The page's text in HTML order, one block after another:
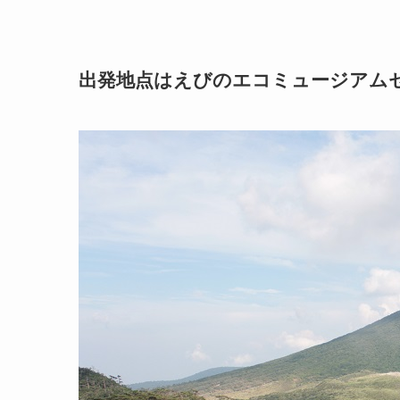
出発地点はえびのエコミュージアム